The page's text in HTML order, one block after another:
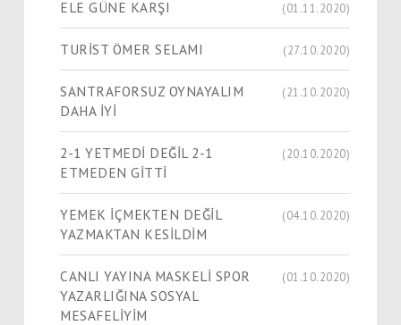
ELE GÜNE KARŞI (01.11.2020)
TURİST ÖMER SELAMI (27.10.2020)
SANTRAFORSUZ OYNAYALIM
DAHA İYİ
(21.10.2020)
2-1 YETMEDİ DEĞİL 2-1
ETMEDEN GİTTİ
(20.10.2020)
YEMEK İÇMEKTEN DEĞİL
YAZMAKTAN KESİLDİM
(04.10.2020)
CANLI YAYINA MASKELİ SPOR
YAZARLIĞINA SOSYAL
MESAFELİYİM
(01.10.2020)